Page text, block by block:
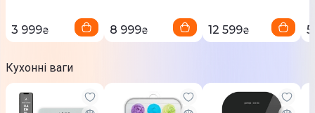
3 999₴ 8 999₴ 12 599₴
Кухонні ваги